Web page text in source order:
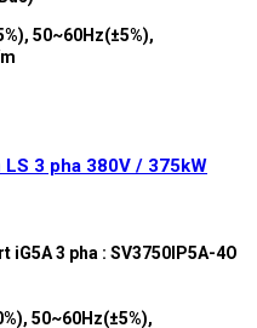
50~60Hz(±5%),
3 pha 380V / 375kW
iG5A 3 pha : SV3750IP5A-4O
50~60Hz(±5%),